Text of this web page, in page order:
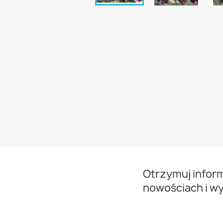
Otrzymuj
nowościach i